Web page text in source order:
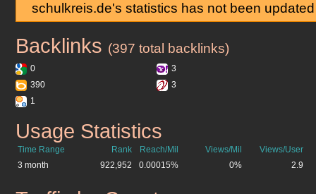
schulkreis.de's statistics has not been
schulkreis.de
Backlinks (397 total backlinks)
0
3
390
3
1
schulkreis.de
Usage Statistics
Time Range Rank Reach/Mil Views/Mil
Views/User
3 month
922,952 0.00015% 0% 2.9